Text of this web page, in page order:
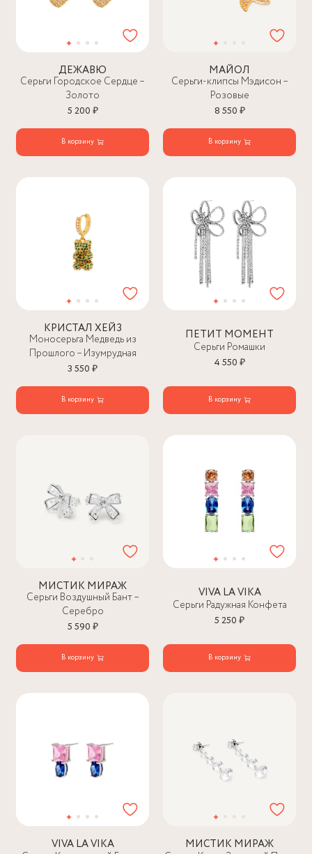
ДЕЖАВЮ
Серьги Городское Сердце –
Золото
5 200 ₽
В корзину
МАЙОЛ
Серьги-клипсы Мэдисон –
Розовые
8 550 ₽
В корзину
КРИСТАЛ ХЕЙЗ
Моносерьга Медведь из
Прошлого – Изумрудная
3 550 ₽
В корзину
ПЕТИТ МОМЕНТ
Серьги Ромашки
4 550 ₽
В корзину
МИСТИК МИРАЖ
Серьги Воздушный Бант –
Серебро
5 590 ₽
В корзину
VIVA LA VIKA
Серьги Радужная Конфета
5 250 ₽
В корзину
VIVA LA VIKA МИСТИК МИРАЖ